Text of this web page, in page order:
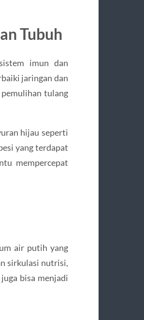
Tubuh
imun dan
jaringan dan
tulang
hijau seperti
yang terdapat
mempercepat
air putih yang
sirkulasi nutrisi,
bisa menjadi